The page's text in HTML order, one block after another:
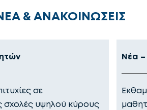
& ΑΝΑΚΟΙΝΩΣΕΙΣ
σε
σχολές υψηλού κύρους
Νέα –